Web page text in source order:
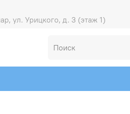
ул. Урицкого, д. 3 (этаж 1)